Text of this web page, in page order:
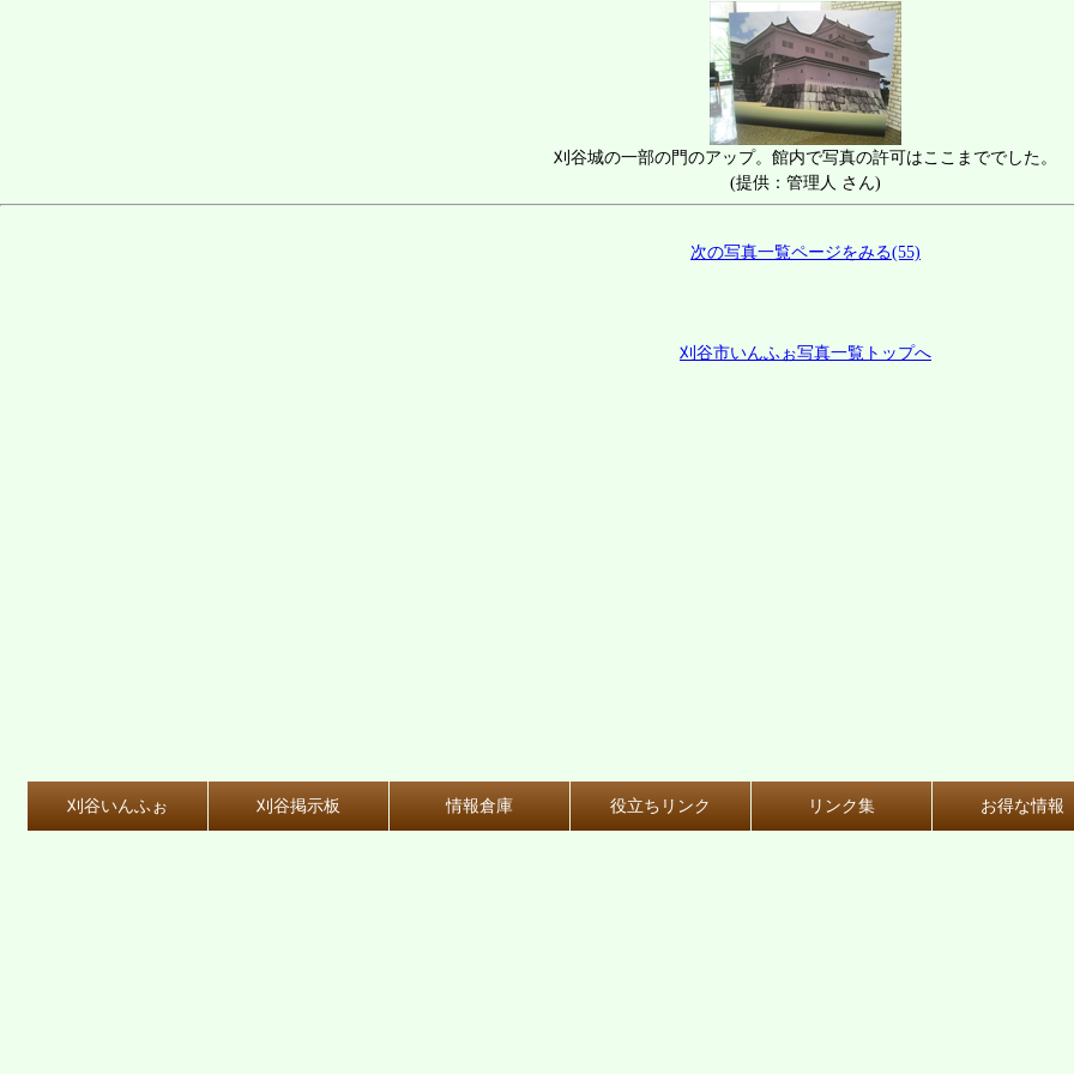
刈谷城の一部の門のアップ。館内で写真の許可はここまででした。
(提供：管理人 さん)
次の写真一覧ページをみる(55)
刈谷市いんふぉ写真一覧トップへ
刈谷いんふぉ 刈谷掲示板 情報倉庫 役立ちリンク リンク集 お得な情報